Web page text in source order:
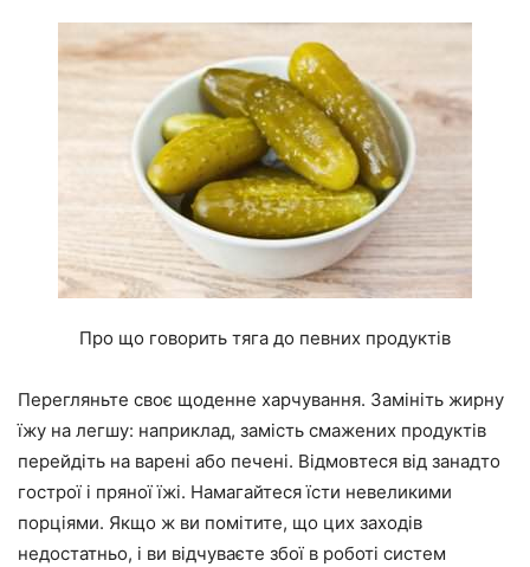
Про що говорить тяга до певних продуктів
Перегляньте своє щоденне харчування. Замініть жирну
їжу на легшу: наприклад, замість смажених продуктів
перейдіть на варені або печені. Відмовтеся від занадто
гострої і пряної їжі. Намагайтеся їсти невеликими
порціями. Якщо ж ви помітите, що цих заходів
недостатньо, і ви відчуваєте збої в роботі систем